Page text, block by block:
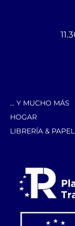
... Y MUCHO MÁS
HOGAR
LIBRERÍA &